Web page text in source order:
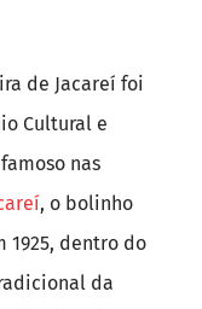
de Jacareí foi
Cultural e
nas
, o bolinho
1925, dentro do
da